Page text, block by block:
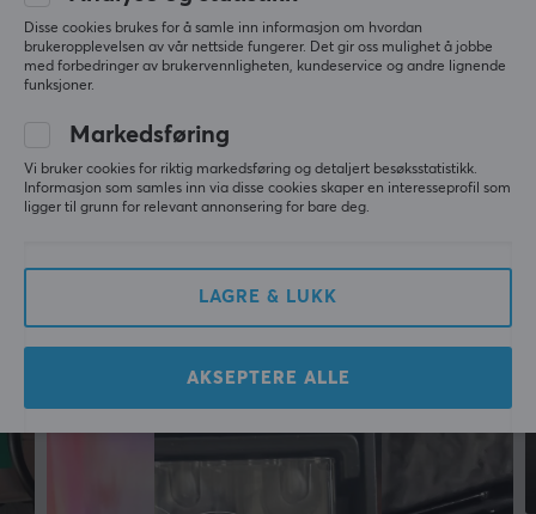
deres skal ha en positiv innvirkning på brukerne sine.
Fokuset deres er på å tilby tilbehør med avansert
forenkler hverdagen deres.
Hos oss finner du elektroniske tilbehør fra NATEC som
fornøyd.
Mer fra vårt fellesskap
Disse cookies brukes for å samle inn informasjon om hvordan
brukeropplevelsen av vår nettside fungerer. Det gir oss mulighet å jobbe
med forbedringer av brukervennligheten, kundeservice og andre lignende
funksjoner.
Markedsføring
Vi bruker cookies for riktig markedsføring og detaljert besøksstatistikk.
Informasjon som samles inn via disse cookies skaper en interesseprofil som
ligger til grunn for relevant annonsering for bare deg.
LAGRE & LUKK
AKSEPTERE ALLE